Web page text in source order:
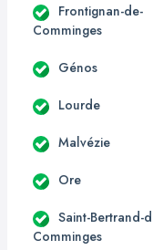
Frontignan-de-
Comminges
Génos
Lourde
Malvézie
Ore
Saint-Bertrand-
Comminges